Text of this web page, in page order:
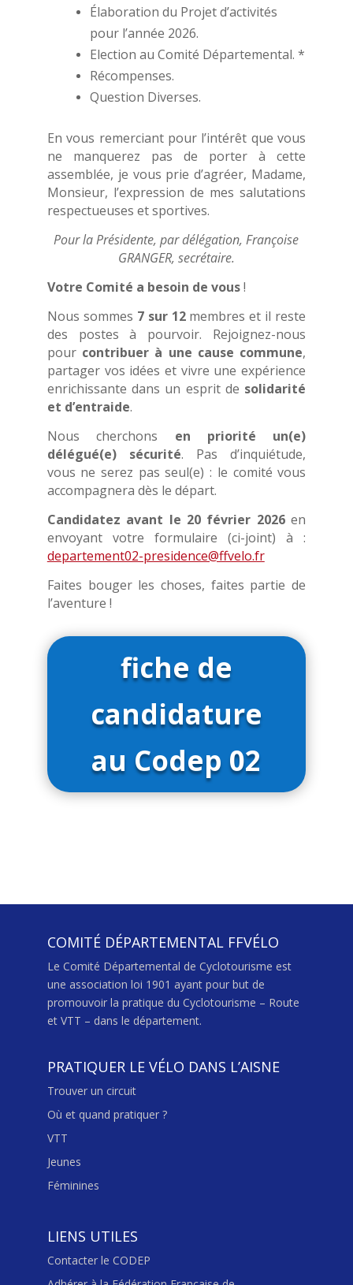
Élaboration du Projet d’activités
pour l’année 2026.
Election au Comité Départemental. *
Récompenses.
Question Diverses.
En vous remerciant pour l’intérêt que vous
ne manquerez pas de porter à cette
assemblée, je vous prie d’agréer, Madame,
Monsieur, l’expression de mes salutations
respectueuses et sportives.
Pour la Présidente, par délégation,Françoise
GRANGER, secrétaire.
Votre Comité a besoin de vous!
Nous sommes 7 sur 12membres et il reste
des postes à pourvoir. Rejoignez-nous
pour contribuer à une cause commune,
partager vos idées et vivre une expérience
enrichissante dans un esprit de solidarité
et d’entraide.
Nous cherchons en priorité un(e)
délégué(e) sécurité. Pas d’inquiétude,
vous ne serez pas seul(e) : le comité vous
accompagnera dès le départ.
Candidatez avant le 20 février 2026en
envoyant votre formulaire (ci-joint) à :
departement02-presidence@ffvelo.fr
Faites bouger les choses, faites partie de
l’aventure !
fiche de
candidature
au Codep 02
COMITÉ DÉPARTEMENTAL FFVÉLO
Le Comité Départemental de Cyclotourisme est
une association loi 1901 ayant pour but de
promouvoir la pratique du Cyclotourisme – Route
et VTT – dans le département.
PRATIQUER LE VÉLO DANS L’AISNE
Trouver un circuit
Où et quand pratiquer ?
VTT
Jeunes
Féminines
LIENS UTILES
Contacter le CODEP